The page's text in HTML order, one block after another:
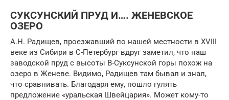
СУКСУНСКИЙ ПРУД И…. ЖЕНЕВСКОЕ
ОЗЕРО
А.Н. Радищев, проезжавший по нашей местности в XVIII
веке из Сибири в С-Петербург вдруг заметил, что наш
заводской пруд с высоты В-Суксунской горы похож на
озеро в Женеве. Видимо, Радищев там бывал и знал,
что сравнивать. Благодаря ему, пошло гулять
предложение «уральская Швейцария». Может кому-то